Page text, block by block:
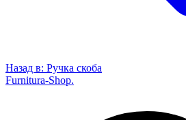
Назад в: Ручка скоба
Furnitura-Shop.